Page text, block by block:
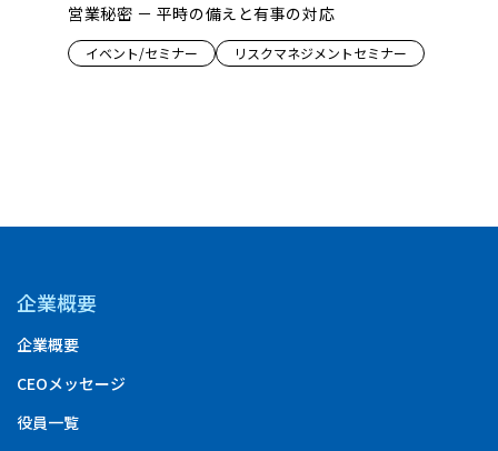
営業秘密 － 平時の備えと有事の対応
イベント/セミナー リスクマネジメントセミナー
企業概要
企業概要
CEOメッセージ
役員一覧